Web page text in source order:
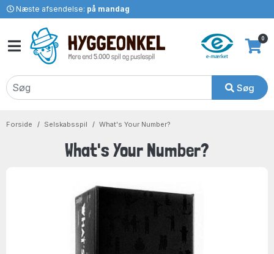
Næste afsendelse: på mandag
Søg
0
Forside Selskabsspil What's Your Number?
What's Your Number?